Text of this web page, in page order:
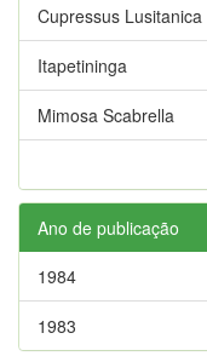
Cupressus Lusitanica
Itapetininga
Mimosa Scabrella
Ano de publicação
1984
1983